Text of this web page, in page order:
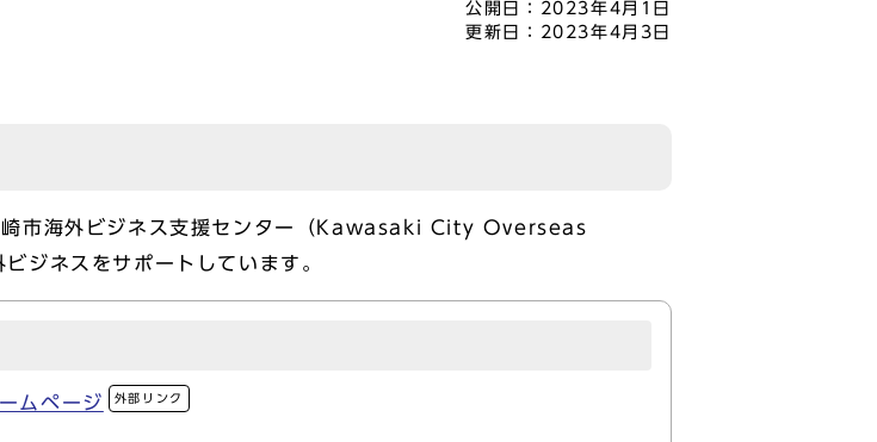
公開日：
2023年4月1日
更新日：
2023年4月3日
崎市海外ビジネス支援センター（Kawasaki City Overseas
ネスをサポートしています。
ムページ 外部リンク